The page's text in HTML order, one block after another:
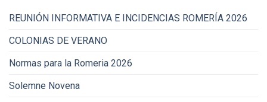
REUNIÓN INFORMATIVA E INCIDENCIAS ROMERÍA 2026
COLONIAS DE VERANO
Normas para la Romeria 2026
Solemne Novena